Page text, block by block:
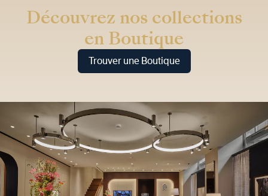
Découvrez nos collections
en Boutique
Trouver une Boutique